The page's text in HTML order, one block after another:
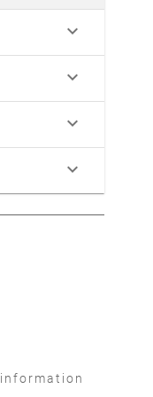
keyboard_arrow_down
keyboard_arrow_down
keyboard_arrow_down
keyboard_arrow_down